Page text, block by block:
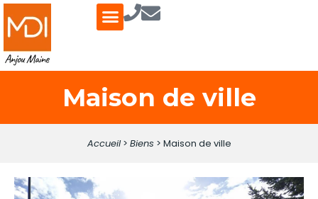
Maison de ville
Accueil> Biens > Maison de ville